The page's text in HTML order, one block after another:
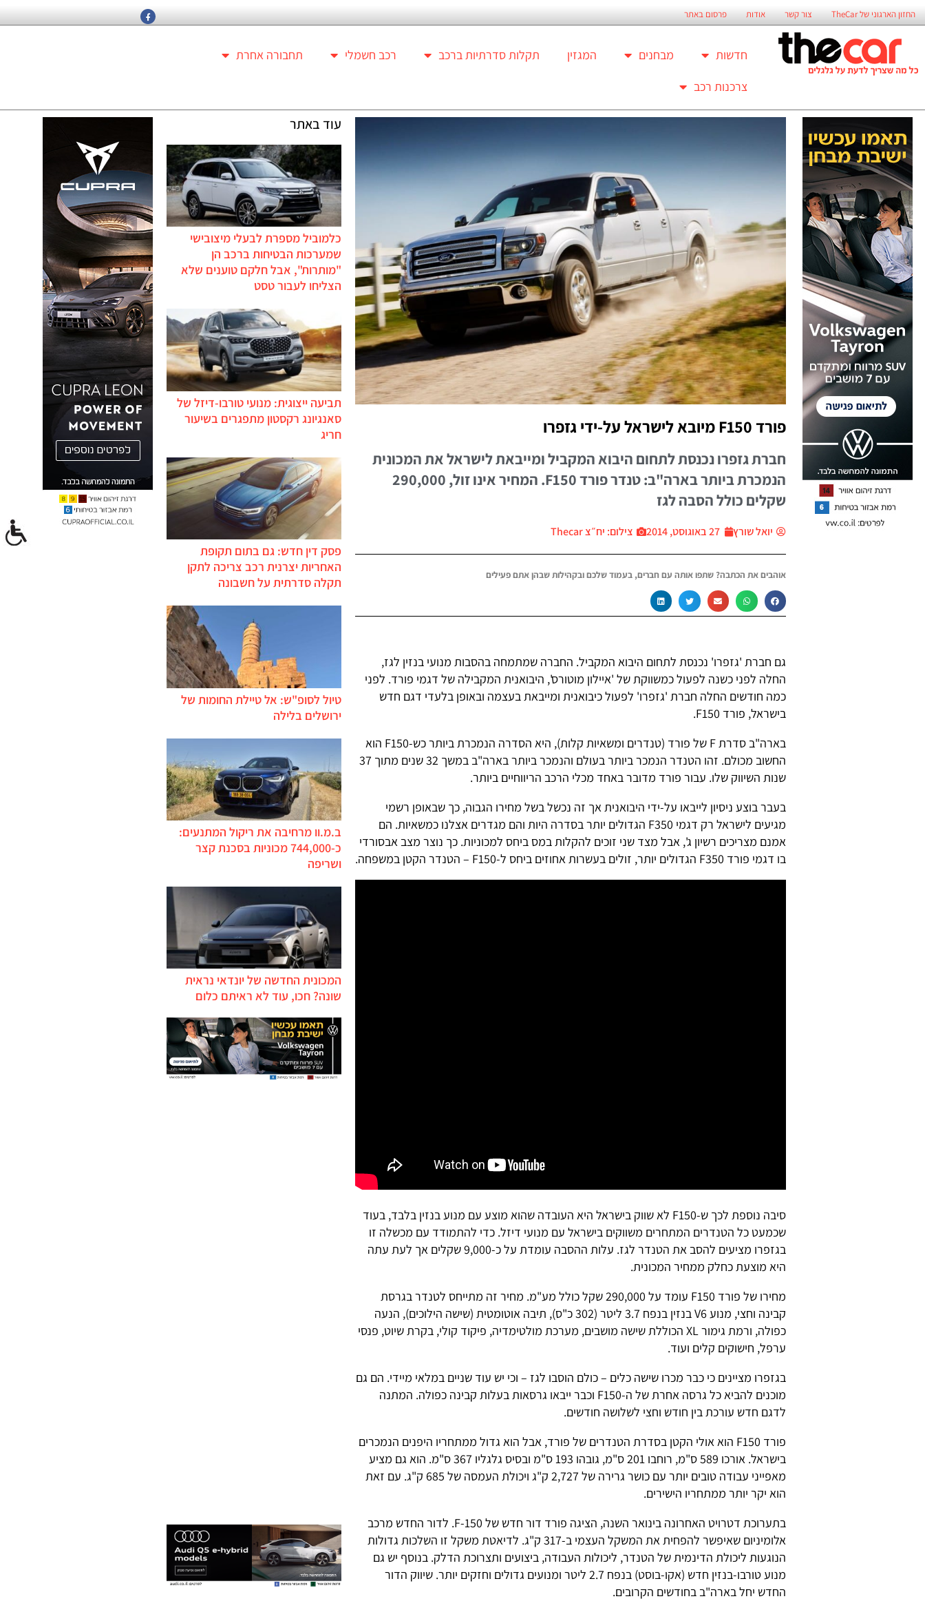
החזון הארגוני של TheCar צור קשר אודות פרסום באתר
חדשות מבחנים המגזין תקלות סדרתיות ברכב רכב חשמלי
תחבורה אחרת
צרכנות רכב
פורד F150 מיובא לישראל על-ידי גזפרו
חברת גזפרו נכנסת לתחום היבוא המקביל ומייבאת לישראל את המכונית
הנמכרת ביותר בארה"ב: טנדר פורד F150. המחיר אינו זול, 290,000
שקלים כולל הסבה לגז
יואל שורץ 27 באוגוסט, 2014 צילום: יח״צ Thecar
אוהבים את הכתבה? שתפו אותה עם חברים, בעמוד שלכם ובקהילות שבהן אתם פעילים
גם חברת 'גזפרו' נכנסת לתחום היבוא המקביל. החברה שמתמחה בהסבות מנועי בנזין לגז,
החלה לפני כשנה לפעול כמשווקת של 'איילון מוטורס', היבואנית המקבילה של דגמי פורד. לפני
כמה חודשים החלה חברת 'גזפרו' לפעול כיבואנית ומייבאת בעצמה ובאופן בלעדי דגם חדש
בישראל, פורד F150.
בארה"ב סדרת F של פורד (טנדרים ומשאיות קלות), היא הסדרה הנמכרת ביותר כש-F150 הוא
החשוב מכולם. זהו הטנדר הנמכר ביותר בעולם והנמכר ביותר בארה"ב במשך 32 שנים מתוך 37
שנות השיווק שלו. עבור פורד מדובר באחד מכלי הרכב הריווחיים ביותר.
בעבר בוצע ניסיון לייבאו על-ידי היבואנית אך זה נכשל בשל מחירו הגבוה, כך שבאופן רשמי
מגיעים לישראל רק דגמי F350 הגדולים יותר בסדרה היות והם מגדרים אצלנו כמשאיות. הם
אמנם מצריכים רשיון ג', אבל מצד שני זוכים להקלות במס ביחס למכוניות. כך נוצר מצב אבסורדי
בו דגמי פורד F350 הגדולים יותר, זולים בעשרות אחוזים ביחס ל-F150 – הטנדר הקטן במשפחה.
סיבה נוספת לכך ש-F150 לא שווק בישראל היא העובדה שהוא מוצע עם מנוע בנזין בלבד, בעוד
שכמעט כל הטנדרים המתחרים משווקים בישראל עם מנועי דיזל. כדי להתמודד עם מכשלה זו
בגזפרו מציעים להסב את הטנדר לגז. עלות ההסבה עומדת על כ-9,000 שקלים אך לעת עתה
היא מוצעת כחלק ממחיר המכונית.
מחירו של פורד F150 עומד על 290,000 שקל כולל מע"מ. מחיר זה מתייחס לטנדר בגרסת
קבינה וחצי, מנוע V6 בנזין בנפח 3.7 ליטר (302 כ"ס), תיבה אוטומטית (שישה הילוכים), הנעה
כפולה, ורמת גימור XL הכוללת שישה מושבים, מערכת מולטימדיה, פיקוד קולי, בקרת שיוט, פנסי
ערפל, חישוקים קלים ועוד.
בגזפרו מציינים כי כבר מכרו שישה כלים – כולם הוסבו לגז – וכי יש עוד שניים במלאי מיידי. הם גם
מוכנים להביא כל גרסה אחרת של ה-F150 וכבר ייבאו גרסאות בעלות קבינה כפולה. המתנה
לדגם חדש עורכת בין חודש וחצי לשלושה חודשים.
פורד F150 הוא אולי הקטן בסדרת הטנדרים של פורד, אבל הוא גדול ממתחריו היפנים הנמכרים
בישראל. אורכו 589 ס"מ, רוחבו 201 ס"מ, גובהו 193 ס"מ ובסיס גלגליו 367 ס"מ. הוא גם מציע
מאפייני עבודה טובים יותר עם כושר גרירה של 2,727 ק"ג ויכולת העמסה של 685 ק"ג. עם זאת
הוא יקר יותר ממתחריו הישירים.
בתערוכת דטרויט האחרונה בינואר השנה, הציגה פורד דור חדש של F-150. לדור החדש מרכב
אלומיניום שאיפשר להפחית את המשקל העצמי ב-317 ק"ג. לדיאטת משקל זו השלכות גדולות
הנוגעות ליכולת הדינמית של הטנדר, ליכולות העבודה, ביצועים ותצרוכת הדלק. בנוסף יש גם
מנוע טורבו-בנזין חדש (אקו-בוסט) בנפח 2.7 ליטר ומנועים גדולים וחזקים יותר. שיווק הדור
החדש יחל בארה"ב בחודשים הקרובים.
עוד באתר
כלמוביל מספרת לבעלי מיצובישי
שמערכות הבטיחות ברכב הן
"מותרות", אבל חלקם טוענים שלא
הצליחו לעבור טסט
תביעה ייצוגית: מנועי טורבו-דיזל של
סאנגיונג רקסטון מתפגרים בשיעור
חריג
פסק דין חדש: גם בתום תקופת
האחריות יצרנית רכב צריכה לתקן
תקלה סדרתית על חשבונה
טיול לסופ"ש: אל טיילת החומות של
ירושלים בלילה
ב.מ.וו מרחיבה את ריקול המתנעים:
כ-744,000 מכוניות בסכנת קצר
ושריפה
המכונית החדשה של יונדאי נראית
שונה? חכו, עוד לא ראיתם כלום